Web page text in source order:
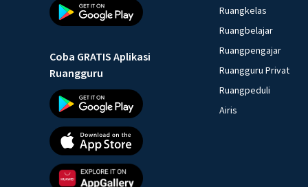
Coba GRATIS Aplikasi
Ruangguru
Ruangkelas
Ruangbelajar
Ruangpengajar
Ruangguru Privat
Ruangpeduli
Airis